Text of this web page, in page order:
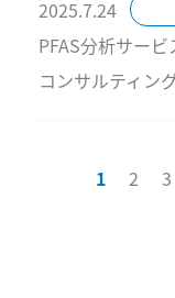
2025.7.24
PFAS分析サー
コンサルティン
1 2 3